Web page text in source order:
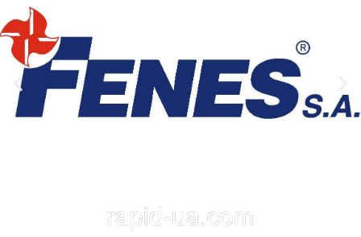
и ламинированных панелей.
• Подходят для
использования на
многошпиндельных
сверлильных станках и
станках с ЧПУ.
Используются в присадочно-
сверлильных и
многошпиндельных станках.
Рекомендуемая толщина
без сколов.